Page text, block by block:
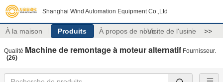
Shanghai Wind Automation Equipment Co.,Ltd
À la maison Produits À propos de nousVisite de l'usine >>
Qualité Machine de remontage à moteur alternatif Fournisseur.
(26)